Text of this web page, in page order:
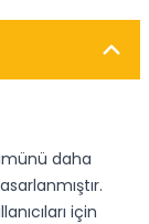
daha
için